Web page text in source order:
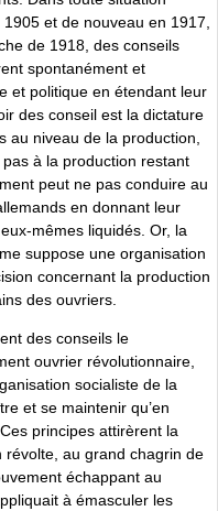
et de nouveau en 1917,
de 1918, des conseils
spontanément et
et politique en étendant leur
des conseil est la dictature
au niveau de la production,
à la production restant
peut ne pas conduire au
en donnant leur
mêmes liquidés. Or, la
suppose une organisation
concernant la production
des ouvriers.
des conseils le
ouvrier révolutionnaire,
socialiste de la
et se maintenir qu’en
principes attirèrent la
révolte, au grand chagrin de
échappant au
à émasculer les